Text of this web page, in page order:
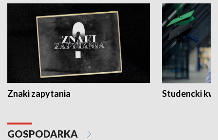
Znaki zapytania Studencki
GOSPODARKA